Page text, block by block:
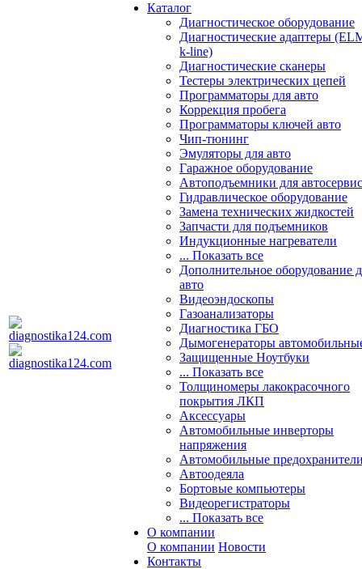
Каталог
Диагностическое оборудование
Диагностические адаптеры
k-line)
Диагностические сканеры
Тестеры электрических цепей
Программаторы для авто
Коррекция пробега
Программаторы ключей авто
Чип-тюнинг
Эмуляторы для авто
Гаражное оборудование
Автоподъемники для
Гидравлическое оборудование
Замена технических жидкостей
Запчасти для подъемников
Индукционные нагреватели
... Показать все
Дополнительное оборудование
авто
Видеоэндоскопы
Газоанализаторы
Диагностика ГБО
Дымогенераторы
Защищенные Ноутбуки
... Показать все
Толщиномеры лакокрасочного
покрытия ЛКП
Аксессуары
Автомобильные инверторы
напряжения
Автомобильные
Автоодеяла
Бортовые компьютеры
Видеорегистраторы
... Показать все
О компании
О компании Новости
Контакты